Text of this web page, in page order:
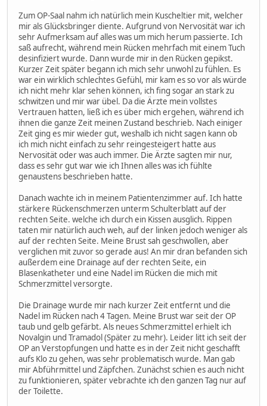
Zum OP-Saal nahm ich natürlich mein Kuscheltier mit, welcher
mir als Glücksbringer diente. Aufgrund von Nervosität war ich
sehr Aufmerksam auf alles was um mich herum passierte. Ich
saß aufrecht, während mein Rücken mehrfach mit einem Tuch
desinfiziert wurde. Dann wurde mir in den Rücken gepikst.
Kurzer Zeit später begann ich mich sehr unwohl zu fühlen. Es
war ein wirklich schlechtes Gefühl, mir kam es so vor als würde
ich nicht mehr klar sehen können, ich fing sogar an stark zu
schwitzen und mir war übel. Da die Ärzte mein vollstes
Vertrauen hatten, ließ ich es über mich ergehen, während ich
ihnen die ganze Zeit meinen Zustand beschrieb. Nach einiger
Zeit ging es mir wieder gut, weshalb ich nicht sagen kann ob
ich mich nicht einfach zu sehr reingesteigert hatte aus
Nervosität oder was auch immer. Die Ärzte sagten mir nur,
dass es sehr gut war wie ich Ihnen alles was ich fühlte
genaustens beschrieben hatte.
Danach wachte ich in meinem Patientenzimmer auf. Ich hatte
stärkere Rückenschmerzen unterm Schulterblatt auf der
rechten Seite. welche ich durch ein Kissen ausglich. Rippen
taten mir natürlich auch weh, auf der linken jedoch weniger als
auf der rechten Seite. Meine Brust sah geschwollen, aber
verglichen mit zuvor so gerade aus! An mir dran befanden sich
außerdem eine Drainage auf der rechten Seite, ein
Blasenkatheter und eine Nadel im Rücken die mich mit
Schmerzmittel versorgte.
Die Drainage wurde mir nach kurzer Zeit entfernt und die
Nadel im Rücken nach 4 Tagen. Meine Brust war seit der OP
taub und gelb gefärbt. Als neues Schmerzmittel erhielt ich
Novalgin und Tramadol (Später zu mehr). Leider litt ich seit der
OP an Verstopfungen und hatte es in der Zeit nicht geschafft
aufs Klo zu gehen, was sehr problematisch wurde. Man gab
mir Abführmittel und Zäpfchen. Zunächst schien es auch nicht
zu funktionieren, später vebrachte ich den ganzen Tag nur auf
der Toilette.